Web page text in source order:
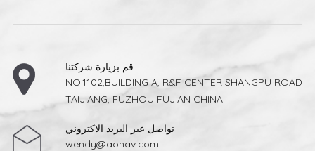
قم بزيارة شركتنا
NO.1102,BUILDING A, R&F CENTER SHANGPU ROAD
TAIJIANG, FUZHOU FUJIAN CHINA.
تواصل عبر البريد الاكتروني
wendy@aonav.com